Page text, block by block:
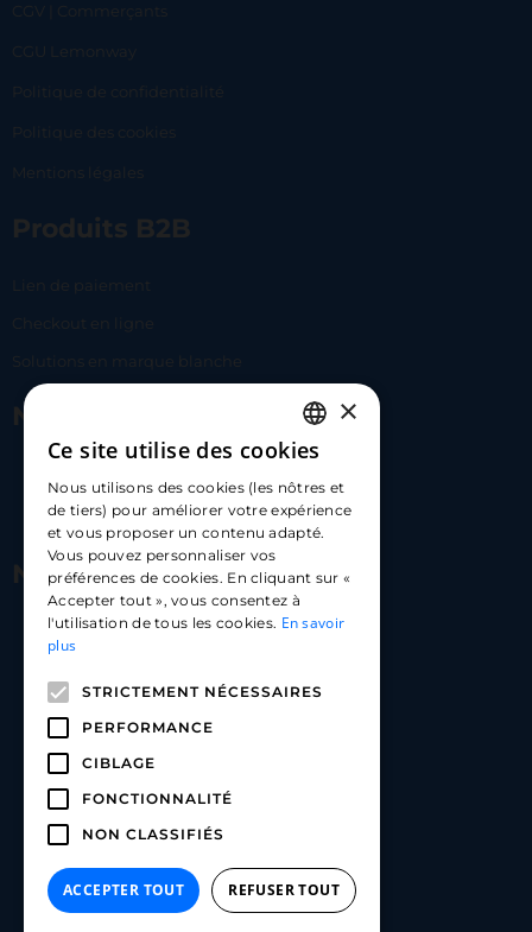
CGV | Commerçants
CGU Lemonway
Politique de confidentialité
Politique des cookies
Mentions légales
Produits B2B
Lien de paiement
Checkout en ligne
Solutions en marque blanche
Nous contacter
hello@carloapp.com
Nous suivre
Carlo App | Instagram
Carlo App | Linkedin
FRENCH
ENGLISH
SPANISH
×
Ce site utilise des cookies
Nous utilisons des cookies (les nôtres et
de tiers) pour améliorer votre expérience
et vous proposer un contenu adapté.
Vous pouvez personnaliser vos
préférences de cookies. En cliquant sur «
Accepter tout », vous consentez à
l'utilisation de tous les cookies. En savoir
plus
STRICTEMENT NÉCESSAIRES
PERFORMANCE
CIBLAGE
FONCTIONNALITÉ
NON CLASSIFIÉS
ACCEPTER TOUT REFUSER TOUT